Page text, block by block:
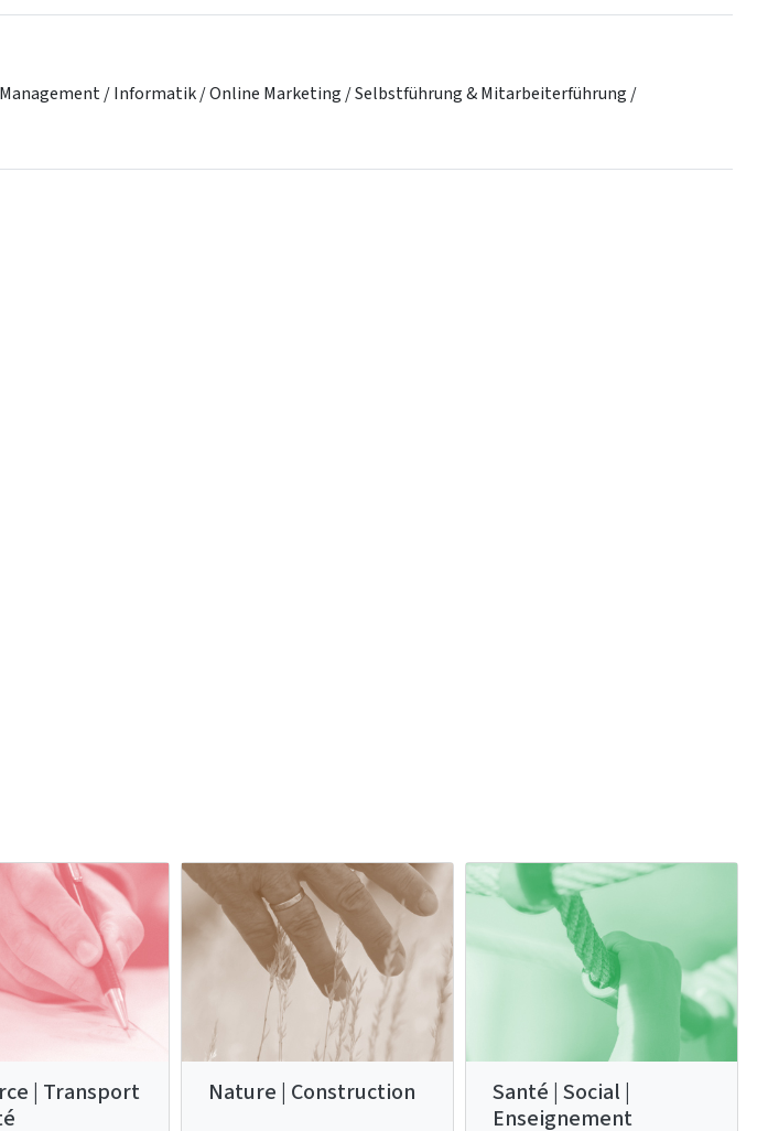
/ Informatik / Online Marketing / Selbstführung & Mitarbeiterführung /
| Transport
Nature | Construction
Santé | Social |
Enseignement